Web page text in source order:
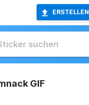
ERSTELLEN
GIF